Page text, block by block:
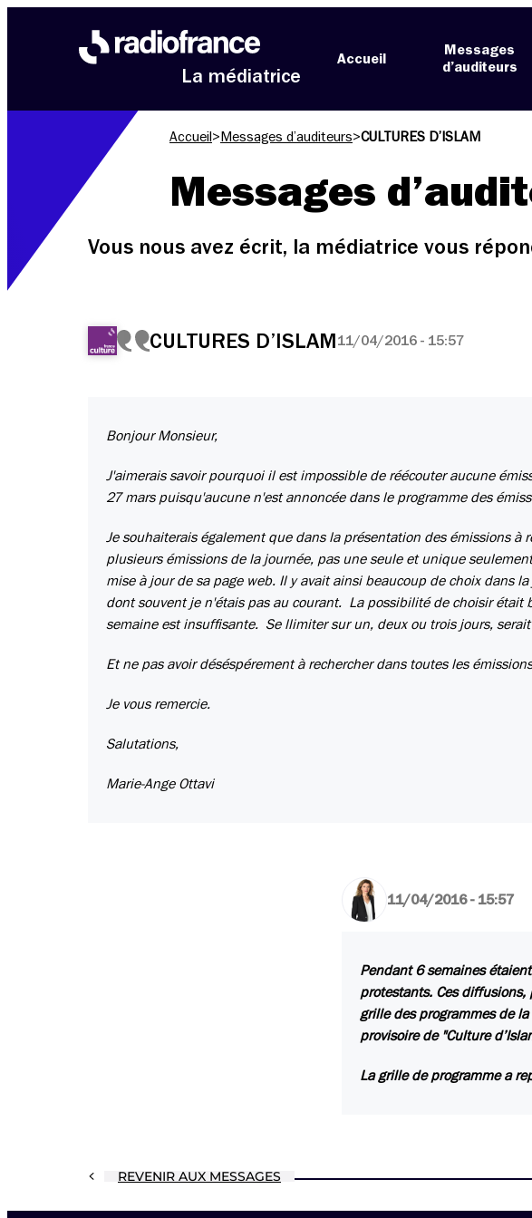
La médiatrice
Accueil
Messages
d’auditeurs
Accueil > Messages d’auditeurs>CULTURES D’ISLAM
Messages
Vous nous avez écrit, la médiatrice vous
CULTURES D’ISLAM11/04/2016 - 15:57
Bonjour Monsieur,
J'aimerais savoir pourquoi il est impossible de réécouter aucune
27 mars puisqu'aucune n'est annoncée dans le programme des
Je souhaiterais également que dans la présentation des émissions à
plusieurs émissions de la journée, pas une seule et unique
mise à jour de sa page web. Il y avait ainsi beaucoup de choix dans
dont souvent je n'étais pas au courant. La possibilité de choisir
semaine est insuffisante. Se llimiter sur un, deux ou trois jours,
Et ne pas avoir déséspérement à rechercher dans toutes les
Je vous remercie.
Salutations,
Marie-Ange Ottavi
11/04/2016 - 15:57
Pendant 6 semaines
protestants. Ces diffusions,
grille des programmes de
provisoire de "Culture
La grille de programme a
REVENIR AUX MESSAGES